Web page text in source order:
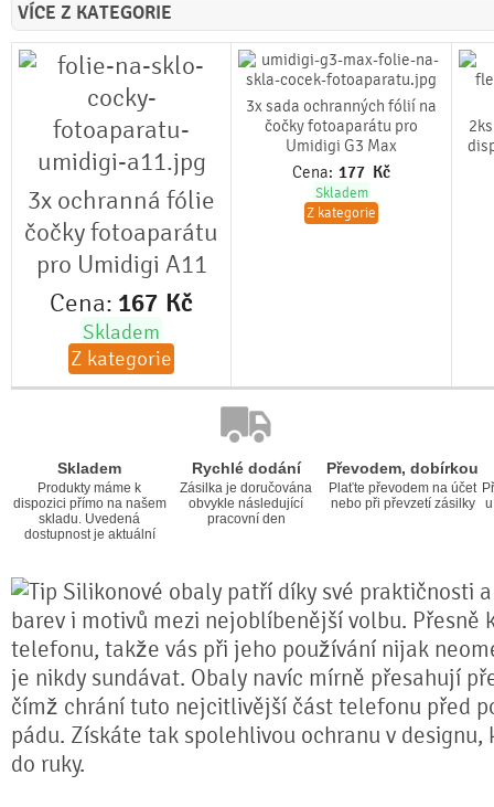
VÍCE Z KATEGORIE
3x ochranná fólie
čočky fotoaparátu
pro Umidigi A11
Cena: 167 Kč
Skladem
Z kategorie
3x sada ochranných fólií na
čočky fotoaparátu pro
Umidigi G3 Max
Cena: 177 Kč
Skladem
Z kategorie
Skladem
Produkty máme k
dispozici přímo na našem
skladu. Uvedená
dostupnost je aktuální
Rychlé dodání
Zásilka je doručována
obvykle následující
pracovní den
Převodem, dobírkou
Plaťte převodem na účet
nebo při převzetí zásilky
Silikonové obaly patří díky své praktičnosti
barev i motivů mezi nejoblíbenější volbu. Přesně
telefonu, takže vás při jeho používání nijak
je nikdy sundávat. Obaly navíc mírně přesahují
čímž chrání tuto nejcitlivější část telefonu před
pádu. Získáte tak spolehlivou ochranu v designu,
do ruky.